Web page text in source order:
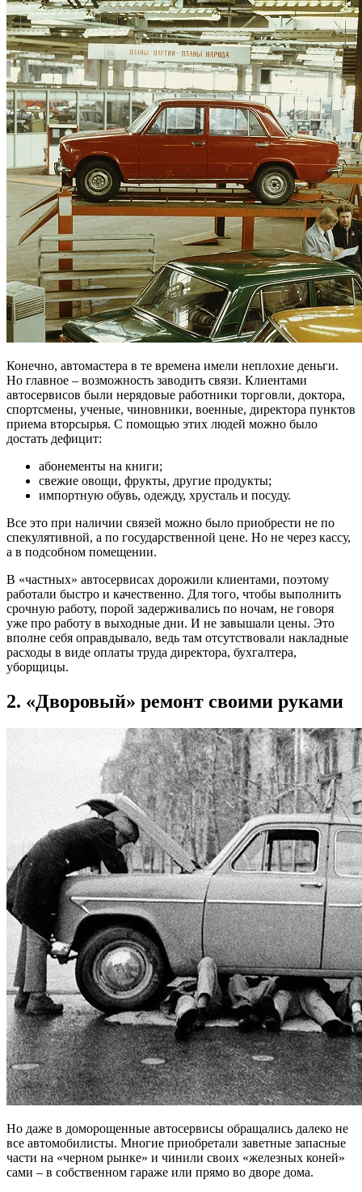
Конечно, автомастера в те времена имели неплохие деньги.
Но главное – возможность заводить связи. Клиентами
автосервисов были нерядовые работники торговли, доктора,
спортсмены, ученые, чиновники, военные, директора пунктов
приема вторсырья. С помощью этих людей можно было
достать дефицит:
абонементы на книги;
свежие овощи, фрукты, другие продукты;
импортную обувь, одежду, хрусталь и посуду.
Все это при наличии связей можно было приобрести не по
спекулятивной, а по государственной цене. Но не через кассу,
а в подсобном помещении.
В «частных» автосервисах дорожили клиентами, поэтому
работали быстро и качественно. Для того, чтобы выполнить
срочную работу, порой задерживались по ночам, не говоря
уже про работу в выходные дни. И не завышали цены. Это
вполне себя оправдывало, ведь там отсутствовали накладные
расходы в виде оплаты труда директора, бухгалтера,
уборщицы.
2. «Дворовый» ремонт своими руками
Но даже в доморощенные автосервисы обращались далеко не
все автомобилисты. Многие приобретали заветные запасные
части на «черном рынке» и чинили своих «железных коней»
сами – в собственном гараже или прямо во дворе дома.